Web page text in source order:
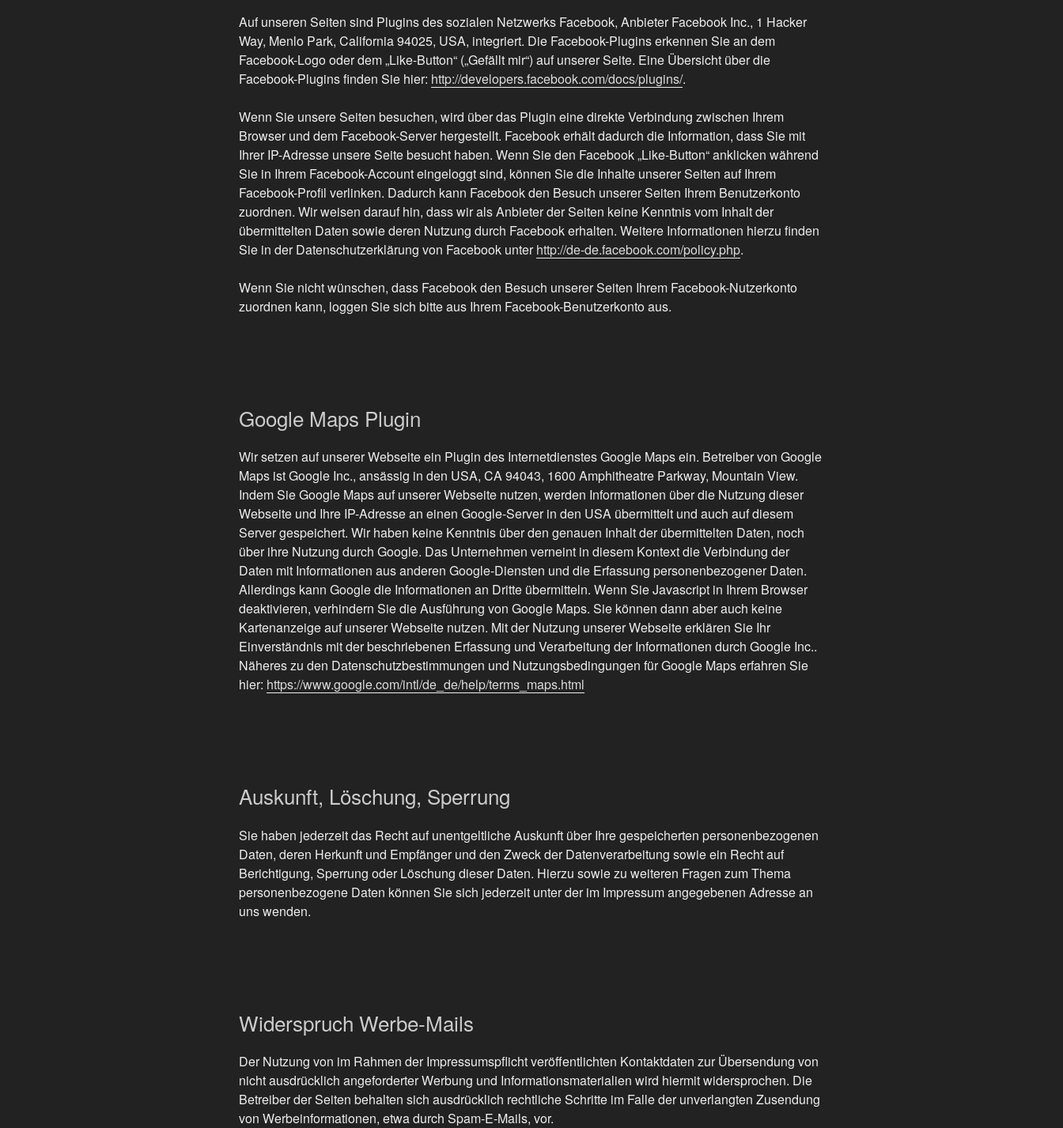
Auf unseren Seiten sind Plugins des sozialen Netzwerks Facebook, Anbieter Facebook Inc., 1 Hacker
Way, Menlo Park, California 94025, USA, integriert. Die Facebook-Plugins erkennen Sie an dem
Facebook-Logo oder dem „Like-Button“ („Gefällt mir“) auf unserer Seite. Eine Übersicht über die
Facebook-Plugins finden Sie hier: http://developers.facebook.com/docs/plugins/.
Wenn Sie unsere Seiten besuchen, wird über das Plugin eine direkte Verbindung zwischen Ihrem
Browser und dem Facebook-Server hergestellt. Facebook erhält dadurch die Information, dass Sie mit
Ihrer IP-Adresse unsere Seite besucht haben. Wenn Sie den Facebook „Like-Button“ anklicken während
Sie in Ihrem Facebook-Account eingeloggt sind, können Sie die Inhalte unserer Seiten auf Ihrem
Facebook-Profil verlinken. Dadurch kann Facebook den Besuch unserer Seiten Ihrem Benutzerkonto
zuordnen. Wir weisen darauf hin, dass wir als Anbieter der Seiten keine Kenntnis vom Inhalt der
übermittelten Daten sowie deren Nutzung durch Facebook erhalten. Weitere Informationen hierzu finden
Sie in der Datenschutzerklärung von Facebook unterhttp://de-de.facebook.com/policy.php.
Wenn Sie nicht wünschen, dass Facebook den Besuch unserer Seiten Ihrem Facebook-Nutzerkonto
zuordnen kann, loggen Sie sich bitte aus Ihrem Facebook-Benutzerkonto aus.
Google Maps Plugin
Wir setzen auf unserer Webseite ein Plugin des Internetdienstes Google Maps ein. Betreiber von Google
Maps ist Google Inc., ansässig in den USA, CA 94043, 1600 Amphitheatre Parkway, Mountain View.
Indem Sie Google Maps auf unserer Webseite nutzen, werden Informationen über die Nutzung dieser
Webseite und Ihre IP-Adresse an einen Google-Server in den USA übermittelt und auch auf diesem
Server gespeichert. Wir haben keine Kenntnis über den genauen Inhalt der übermittelten Daten, noch
über ihre Nutzung durch Google. Das Unternehmen verneint in diesem Kontext die Verbindung der
Daten mit Informationen aus anderen Google-Diensten und die Erfassung personenbezogener Daten.
Allerdings kann Google die Informationen an Dritte übermitteln. Wenn Sie Javascript in Ihrem Browser
deaktivieren, verhindern Sie die Ausführung von Google Maps. Sie können dann aber auch keine
Kartenanzeige auf unserer Webseite nutzen. Mit der Nutzung unserer Webseite erklären Sie Ihr
Einverständnis mit der beschriebenen Erfassung und Verarbeitung der Informationen durch Google Inc..
Näheres zu den Datenschutzbestimmungen und Nutzungsbedingungen für Google Maps erfahren Sie
hier: https://www.google.com/intl/de_de/help/terms_maps.html
Auskunft, Löschung, Sperrung
Sie haben jederzeit das Recht auf unentgeltliche Auskunft über Ihre gespeicherten personenbezogenen
Daten, deren Herkunft und Empfänger und den Zweck der Datenverarbeitung sowie ein Recht auf
Berichtigung, Sperrung oder Löschung dieser Daten. Hierzu sowie zu weiteren Fragen zum Thema
personenbezogene Daten können Sie sich jederzeit unter der im Impressum angegebenen Adresse an
uns wenden.
Widerspruch Werbe-Mails
Der Nutzung von im Rahmen der Impressumspflicht veröffentlichten Kontaktdaten zur Übersendung von
nicht ausdrücklich angeforderter Werbung und Informationsmaterialien wird hiermit widersprochen. Die
Betreiber der Seiten behalten sich ausdrücklich rechtliche Schritte im Falle der unverlangten Zusendung
von Werbeinformationen, etwa durch Spam-E-Mails, vor.